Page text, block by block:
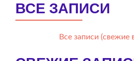
ВСЕ ЗАПИСИ
Все записи (свежие